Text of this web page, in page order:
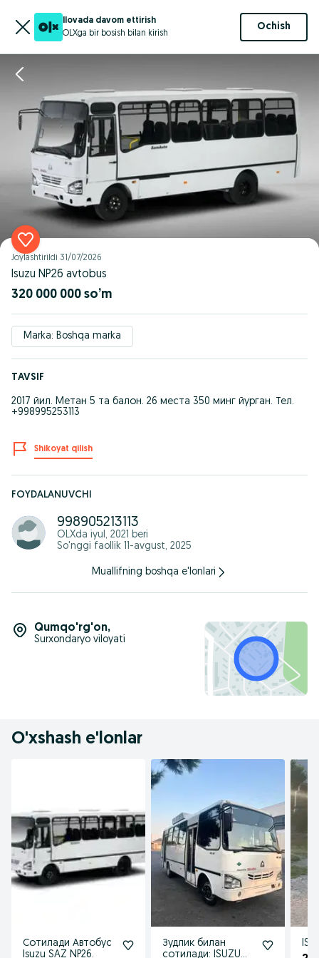
Ilovada davom ettirish
OLXga bir bosish bilan kirish
Ochish
Joylashtirildi 31/07/2026
Isuzu NP26 avtobus
320 000 000 so’m
Marka: Boshqa marka
TAVSIF
2017 йил. Mетан 5 та балон. 26 места 350 минг йурган. Тел.
+998995253113
Shikoyat qilish
FOYDALANUVCHI
998905213113
OLXda iyul, 2021 beri
So'nggi faollik 11-avgust, 2025
Muallifning boshqa e'lonlari
Qumqo'rg'on,
Surxondaryo viloyati
O'xshash e'lonlar
Сотилади Автобус
Isuzu SAZ NP26.
Зудлик билан
сотилади: ISUZU